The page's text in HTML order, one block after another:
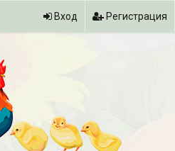
Вход Регистрация